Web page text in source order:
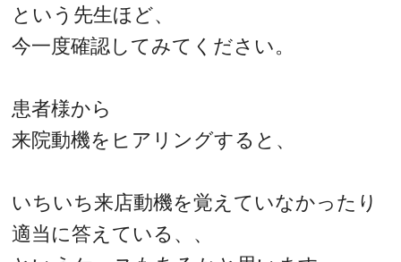
という先生ほど、
今一度確認してみてください。
患者様から
来院動機をヒアリングすると、
いちいち来店動機を覚えていなかったり
適当に答えている、、